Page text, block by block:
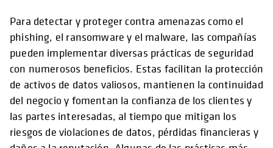
Para detectar y proteger contra amenazas como el
phishing, el ransomware y el malware, las compañías
pueden implementar diversas prácticas de seguridad
con numerosos beneficios. Estas facilitan la protección
de activos de datos valiosos, mantienen la continuidad
del negocio y fomentan la confianza de los clientes y
las partes interesadas, al tiempo que mitigan los
riesgos de violaciones de datos, pérdidas financieras y